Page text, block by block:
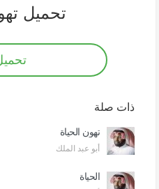
تحميل
ذات صلة
تهون الحياة
أبو عبد الملك
الحياة